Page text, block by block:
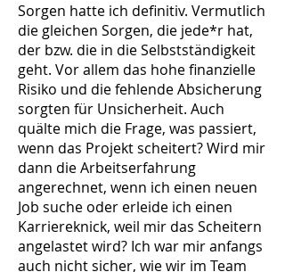
Sorgen hatte ich definitiv. Vermutlich
die gleichen Sorgen, die jede*r hat,
der bzw. die in die Selbstständigkeit
geht. Vor allem das hohe finanzielle
Risiko und die fehlende Absicherung
sorgten für Unsicherheit. Auch
quälte mich die Frage, was passiert,
wenn das Projekt scheitert? Wird mir
dann die Arbeitserfahrung
angerechnet, wenn ich einen neuen
Job suche oder erleide ich einen
Karriereknick, weil mir das Scheitern
angelastet wird? Ich war mir anfangs
auch nicht sicher, wie wir im Team